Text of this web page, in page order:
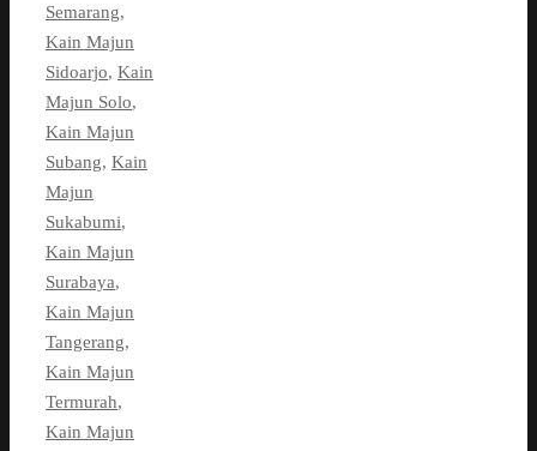
Semarang,
Kain Majun
Sidoarjo, Kain
Majun Solo,
Kain Majun
Subang, Kain
Majun
Sukabumi,
Kain Majun
Surabaya,
Kain Majun
Tangerang,
Kain Majun
Termurah,
Kain Majun